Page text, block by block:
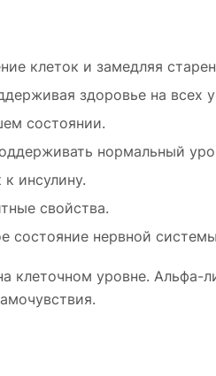
клеток и замедляя
здоровье на всех
состоянии.
нормальный
инсулину.
свойства.
состояние нервной
клеточном уровне. Альфа-